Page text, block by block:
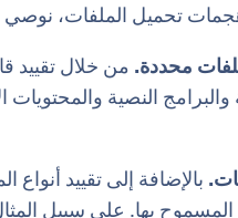
تحميل الملفات،
من خلال تقييد
والبرامج النصية
بالإضافة إلى تقييد